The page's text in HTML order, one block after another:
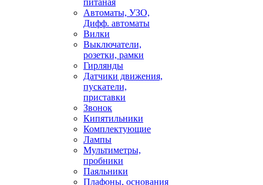
питаная
Автоматы, УЗО,
Дифф. автоматы
Вилки
Выключатели,
розетки, рамки
Гирлянды
Датчики движения,
пускатели,
приставки
Звонок
Кипятильники
Комплектующие
Лампы
Мультиметры,
пробники
Паяльники
Плафоны, основания